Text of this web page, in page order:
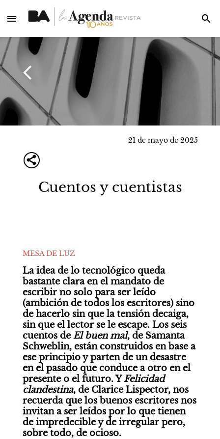
21 de mayo de 2025
Cuentos y cuentistas
MESA DE LUZ
La idea de lo tecnológico queda
bastante clara en el mandato de
escribir no solo para ser leído
(ambición de todos los escritores) sino
de hacerlo sin que la tensión decaiga,
sin que el lector se le escape. Los seis
cuentos de El buen mal, de Samanta
Schweblin, están construidos en base a
ese principio y parten de un desastre
en el pasado que conduce a otro en el
presente o el futuro. Y Felicidad
clandestina, de Clarice Lispector, nos
recuerda que los buenos escritores nos
invitan a ser leídos por lo que tienen
de impredecible y de irregular pero,
sobre todo, de ocioso.